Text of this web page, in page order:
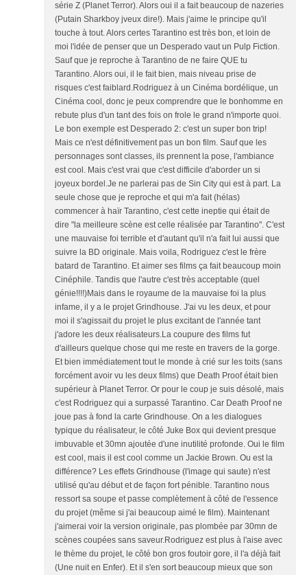
série Z (Planet Terror). Alors oui il a fait beaucoup de nazeries
(Putain Sharkboy jveux dire!). Mais j'aime le principe qu'il
touche à tout. Alors certes Tarantino est très bon, et loin de
moi l'idée de penser que un Desperado vaut un Pulp Fiction.
Sauf que je reproche à Tarantino de ne faire QUE tu
Tarantino. Alors oui, il le fait bien, mais niveau prise de
risques c'est faiblard.Rodriguez à un Cinéma bordélique, un
Cinéma cool, donc je peux comprendre que le bonhomme en
rebute plus d'un tant des fois on frole le grand n'importe quoi.
Le bon exemple est Desperado 2: c'est un super bon trip!
Mais ce n'est définitivement pas un bon film. Sauf que les
personnages sont classes, ils prennent la pose, l'ambiance
est cool. Mais c'est vrai que c'est difficile d'aborder un si
joyeux bordel.Je ne parlerai pas de Sin City qui est à part. La
seule chose que je reproche et qui m'a fait (hélas)
commencer à haïr Tarantino, c'est cette ineptie qui était de
dire "la meilleure scène est celle réalisée par Tarantino". C'est
une mauvaise foi terrible et d'autant qu'il n'a fait lui aussi que
suivre la BD originale. Mais voila, Rodriguez c'est le frère
batard de Tarantino. Et aimer ses films ça fait beaucoup moin
Cinéphile. Tandis que l'autre c'est très acceptable (quel
génie!!!!)Mais dans le royaume de la mauvaise foi la plus
infame, il y a le projet Grindhouse. J'ai vu les deux, et pour
moi il s'agissait du projet le plus excitant de l'année tant
j'adore les deux réalisateurs.La coupure des films fut
d'ailleurs quelque chose qui me reste en travers de la gorge.
Et bien immédiatement tout le monde à crié sur les toits (sans
forcément avoir vu les deux films) que Death Proof était bien
supérieur à Planet Terror. Or pour le coup je suis désolé, mais
c'est Rodriguez qui a surpassé Tarantino. Car Death Proof ne
joue pas à fond la carte Grindhouse. On a les dialogues
typique du réalisateur, le côté Juke Box qui devient presque
imbuvable et 30mn ajoutée d'une inutilité profonde. Oui le film
est cool, mais il est cool comme un Jackie Brown. Ou est la
différence? Les effets Grindhouse (l'image qui saute) n'est
utilisé qu'au début et de façon fort pénible. Tarantino nous
ressort sa soupe et passe complètement à côté de l'essence
du projet (même si j'ai beaucoup aimé le film). Maintenant
j'aimerai voir la version originale, pas plombée par 30mn de
scènes coupées sans saveur.Rodriguez est plus à l'aise avec
le thème du projet, le côté bon gros foutoir gore, il l'a déjà fait
(Une nuit en Enfer). Et il s'en sort beaucoup mieux que son